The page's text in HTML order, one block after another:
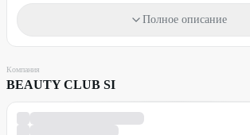
Услуги по акции оказывают мастера.
Один промокод действует на одну услугу
Промокод можно использовать
Необходима предварительная запись
телефонам или сообщение в TG (при
Полное описание
Компания
BEAUTY CLUB SI